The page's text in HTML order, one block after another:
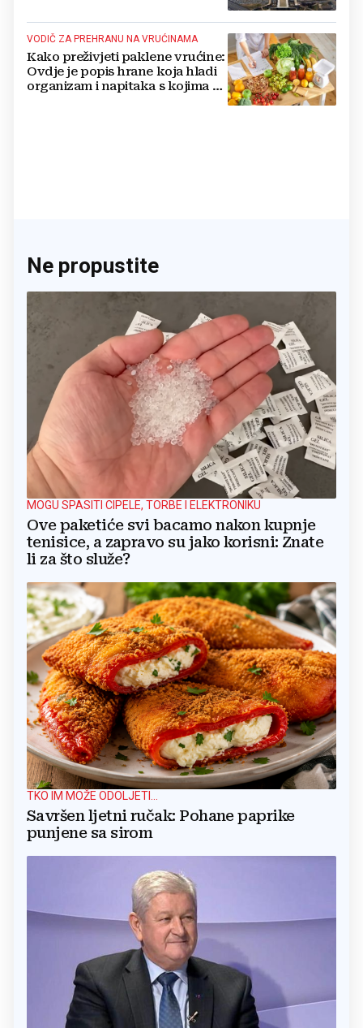
VODIČ ZA PREHRANU NA VRUĆINAMA
Kako preživjeti paklene vrućine:
Ovdje je popis hrane koja hladi
organizam i napitaka s kojima si
Ne propustite
MOGU SPASITI CIPELE, TORBE I ELEKTRONIKU
Ove paketiće svi bacamo nakon kupnje
tenisice, a zapravo su jako korisni: Znate
li za što služe?
TKO IM MOŽE ODOLJETI...
Savršen ljetni ručak: Pohane paprike
punjene sa sirom